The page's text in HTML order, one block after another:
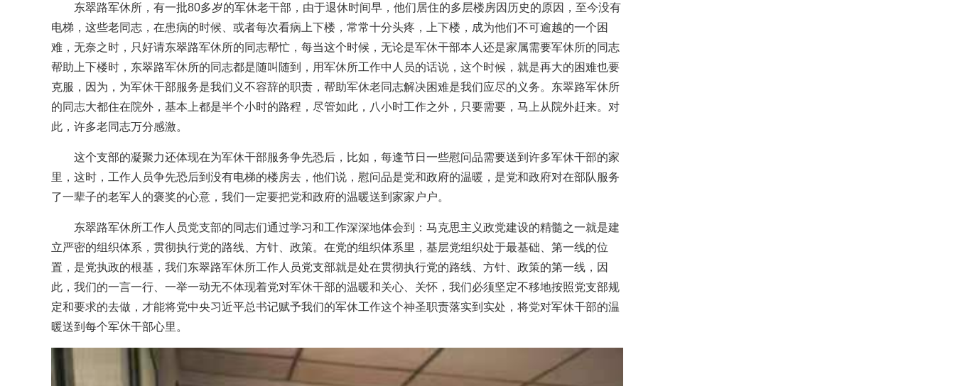
东翠路军休所，有一批80多岁的军休老干部，由于退休时间早，他们居住的多层楼房因历史的原因，至今没有
电梯，这些老同志，在患病的时候、或者每次看病上下楼，常常十分头疼，上下楼，成为他们不可逾越的一个困
难，无奈之时，只好请东翠路军休所的同志帮忙，每当这个时候，无论是军休干部本人还是家属需要军休所的同志
帮助上下楼时，东翠路军休所的同志都是随叫随到，用军休所工作中人员的话说，这个时候，就是再大的困难也要
克服，因为，为军休干部服务是我们义不容辞的职责，帮助军休老同志解决困难是我们应尽的义务。东翠路军休所
的同志大都住在院外，基本上都是半个小时的路程，尽管如此，八小时工作之外，只要需要，马上从院外赶来。对
此，许多老同志万分感激。
这个支部的凝聚力还体现在为军休干部服务争先恐后，比如，每逢节日一些慰问品需要送到许多军休干部的家
里，这时，工作人员争先恐后到没有电梯的楼房去，他们说，慰问品是党和政府的温暖，是党和政府对在部队服务
了一辈子的老军人的褒奖的心意，我们一定要把党和政府的温暖送到家家户户。
东翠路军休所工作人员党支部的同志们通过学习和工作深深地体会到：马克思主义政党建设的精髓之一就是建
立严密的组织体系，贯彻执行党的路线、方针、政策。在党的组织体系里，基层党组织处于最基础、第一线的位
置，是党执政的根基，我们东翠路军休所工作人员党支部就是处在贯彻执行党的路线、方针、政策的第一线，因
此，我们的一言一行、一举一动无不体现着党对军休干部的温暖和关心、关怀，我们必须坚定不移地按照党支部规
定和要求的去做，才能将党中央习近平总书记赋予我们的军休工作这个神圣职责落实到实处，将党对军休干部的温
暖送到每个军休干部心里。